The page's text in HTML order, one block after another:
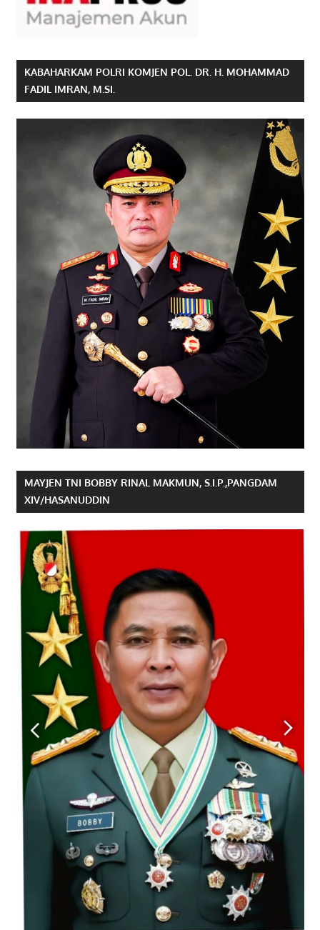
KABAHARKAM POLRI KOMJEN POL. DR. H. MOHAMMAD
FADIL IMRAN, M.SI.
MAYJEN TNI BOBBY RINAL MAKMUN, S.I.P.,PANGDAM
XIV/HASANUDDIN